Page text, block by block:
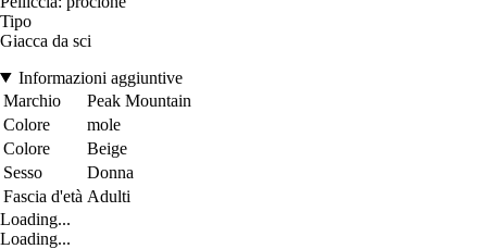
Tipo
Giacca da sci
Informazioni aggiuntive
Marchio
Peak Mountain
Colore
mole
Colore
Beige
Sesso
Donna
Fascia d'età Adulti
Loading...
Loading...